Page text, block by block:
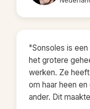
te werken!"
"Sonsoles is
het grotere
werken. Ze
om haar heen
ander. Dit